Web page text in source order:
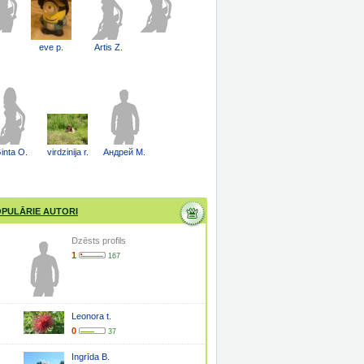
eve p. Artis Z.
O. virdzinija r. Андрей М.
AUTORI
Dzēsts profils
1
167
Leonora t.
0
37
Ingrīda B.